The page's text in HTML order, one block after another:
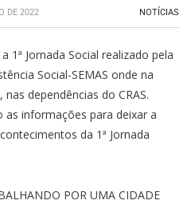
DE 2022 NOTÍCIAS
1ª Jornada Social realizado pela
Social-SEMAS onde na
dependências do CRAS.
informações para deixar a
da 1ª Jornada
POR UMA CIDADE